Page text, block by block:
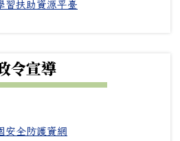
習扶助資源平臺
令宣導
安全防護資網